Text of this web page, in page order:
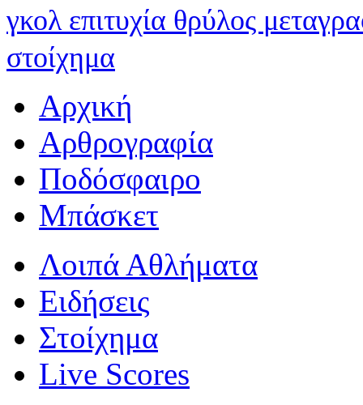
γκολ επιτυχία θρύλος
στοίχημα
Αρχική
Αρθρογραφία
Ποδόσφαιρο
Μπάσκετ
Λοιπά Αθλήματα
Ειδήσεις
Στοίχημα
Live Scores